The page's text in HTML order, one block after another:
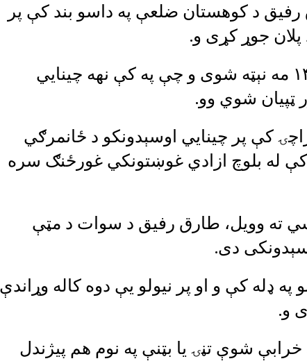
د کوهستان ضلعې په داسو بند کې پر
پلان جوړ کړی و.
هغه بريد د ۲۰۲۱ کال د جولای په ۱۴ مه نېټه شوی و چې په کې نهه چينايي
کې پر چينايي اوسېدونکو د ځانمرګي
کې له بلوچ ازادي غوښتونکي غورځنګ سره
ته وويل، طارق رفيق د سوات د مټې
دی.
ډله کې و او پر نیولو یې دوه کاله وړاندې
شوې تڼۍ یا بټنې په نوم هم پیژندل